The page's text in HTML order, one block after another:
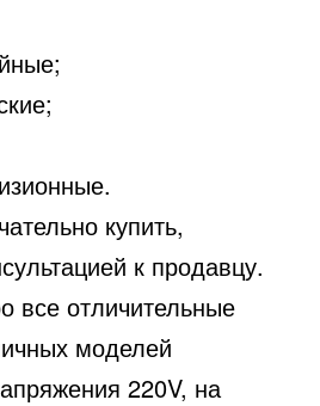
купить,
к продавцу.
все отличительные
моделей
220V, на